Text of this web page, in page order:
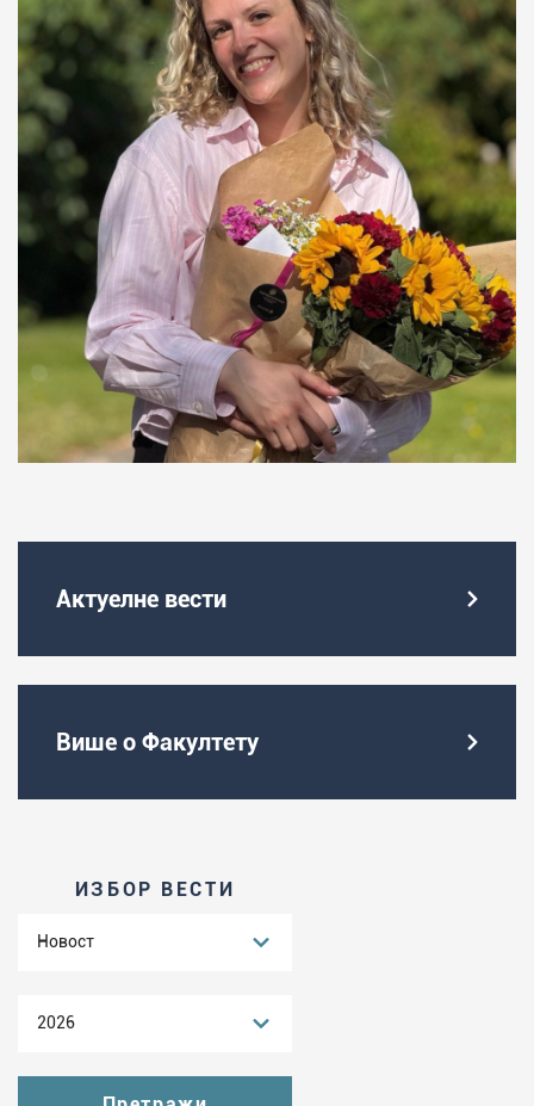
ИЗБОР ВЕСТИ
Новост
2026
Актуелне вести
Више о Факултету